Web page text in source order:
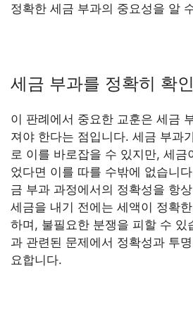
정확한 세금 부과의 중요성을 알
세금 부과를 정확히 확
이 판례에서 중요한 교훈은 세금
져야 한다는 점입니다. 세금 부과
로 이를 바로잡을 수 있지만, 세금
었다면 이를 따를 수밖에 없습니
금 부과 과정에서의 정확성을 항
세금을 내기 전에는 세액이 정확
하며, 불필요한 분쟁을 피할 수 있
과 관련된 문제에서 정확성과 투
요합니다.